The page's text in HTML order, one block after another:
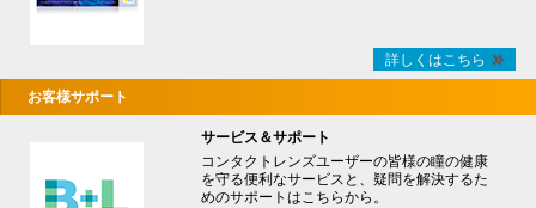
詳しくはこちら
お客様サポート
サービス＆サポート
コンタクトレンズユーザーの皆様の瞳の健康
を守る便利なサービスと、疑問を解決するた
めのサポートはこちらから。